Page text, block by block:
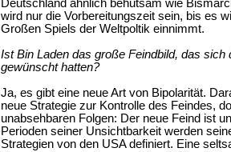
Deutschland ähnlich behutsam wie
wird nur die Vorbereitungszeit sein, bis es
Großen Spiels der Weltpoltik einnimmt.
Ist Bin Laden das große Feindbild, das
gewünscht hatten?
Ja, es gibt eine neue Art von Bipolarität.
neue Strategie zur Kontrolle des Feindes,
unabsehbaren Folgen: Der neue Feind ist
Perioden seiner Unsichtbarkeit werden
Strategien von den USA definiert. Eine